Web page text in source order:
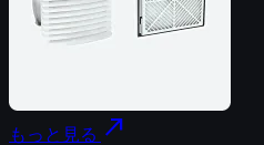
もっと見る north_east